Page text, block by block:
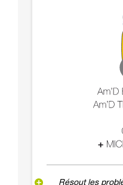
Résout les